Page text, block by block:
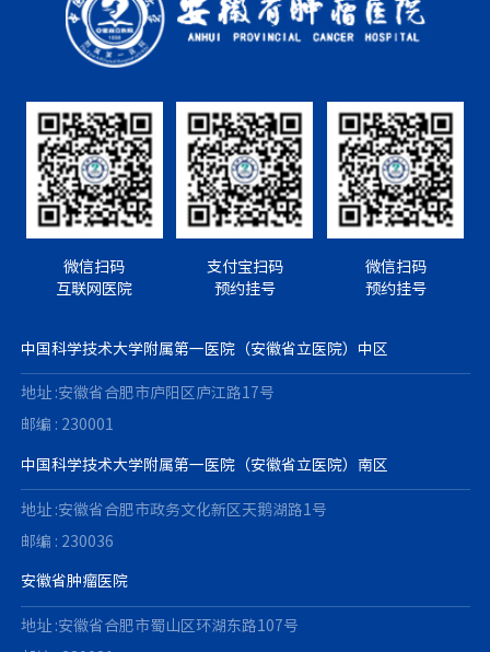
微信扫码
互联网医院
支付宝扫码
预约挂号
微信扫码
预约挂号
中国科学技术大学附属第一医院（安徽省立医院）中区
地址 :安徽省合肥市庐阳区庐江路17号
邮编 : 230001
中国科学技术大学附属第一医院（安徽省立医院）南区
地址 :安徽省合肥市政务文化新区天鹅湖路1号
邮编 : 230036
安徽省肿瘤医院
地址 :安徽省合肥市蜀山区环湖东路107号